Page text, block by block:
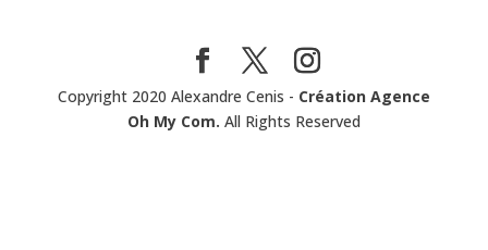
Copyright 2020 Alexandre Cenis - Création Agence
Oh My Com. All Rights Reserved